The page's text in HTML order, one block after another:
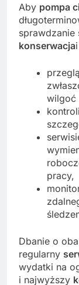
Aby pompa
sprawdzanie
konserwacja
wilgoć
pracy,
Dbanie o
regularny
wydatki na
i najwyższy